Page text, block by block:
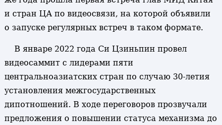
и стран ЦА по видеосвязи, на которой объявили
о запуске регулярных встреч в таком формате.
В январе 2022 года Си Цзиньпин провел
видеосаммит с лидерами пяти
центральноазиатских стран по случаю 30-летия
установления межгосударственных
дипотношений. В ходе переговоров прозвучали
предложения о повышении статуса механизма до